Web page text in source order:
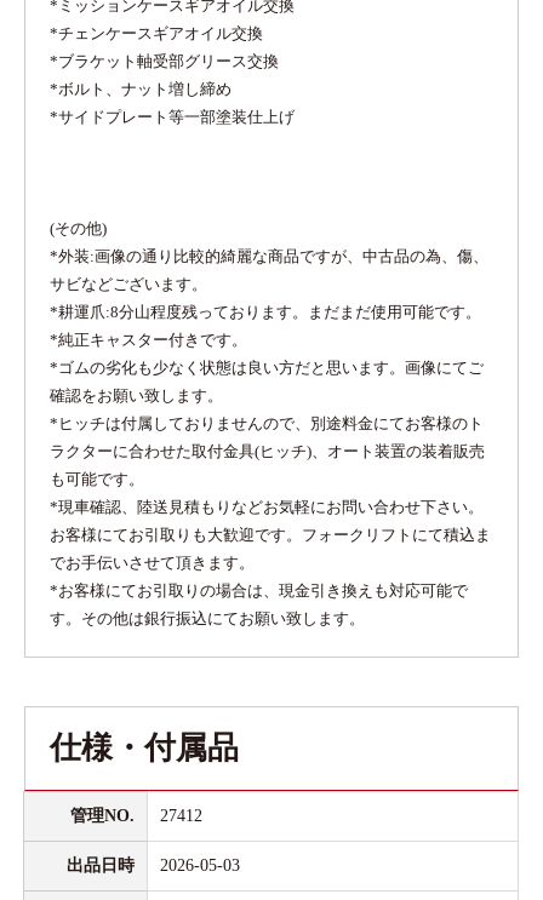
*ミッションケースギアオイル交換
*チェンケースギアオイル交換
*ブラケット軸受部グリース交換
*ボルト、ナット増し締め
*サイドプレート等一部塗装仕上げ
(その他)
*外装:画像の通り比較的綺麗な商品ですが、中古品の為、傷、
サビなどございます。
*耕運爪:8分山程度残っております。まだまだ使用可能です。
*純正キャスター付きです。
*ゴムの劣化も少なく状態は良い方だと思います。画像にてご
確認をお願い致します。
*ヒッチは付属しておりませんので、別途料金にてお客様のト
ラクターに合わせた取付金具(ヒッチ)、オート装置の装着販売
も可能です。
*現車確認、陸送見積もりなどお気軽にお問い合わせ下さい。
お客様にてお引取りも大歓迎です。フォークリフトにて積込ま
でお手伝いさせて頂きます。
*お客様にてお引取りの場合は、現金引き換えも対応可能で
す。その他は銀行振込にてお願い致します。
仕様・付属品
管理NO. 27412
出品日時 2026-05-03